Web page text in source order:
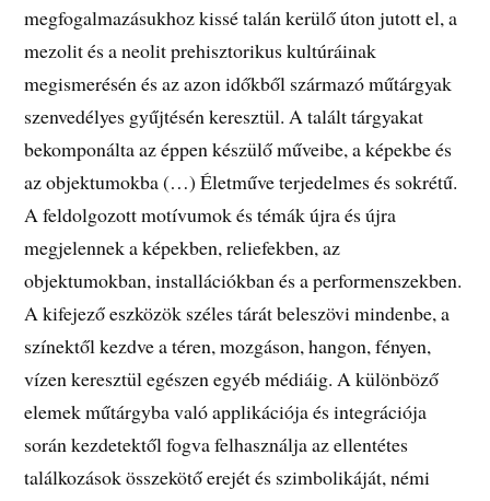
megfogalmazásukhoz kissé talán kerülő úton jutott el, a
mezolit és a neolit prehisztorikus kultúráinak
megismerésén és az azon időkből származó műtárgyak
szenvedélyes gyűjtésén keresztül. A talált tárgyakat
bekomponálta az éppen készülő műveibe, a képekbe és
az objektumokba (…) Életműve terjedelmes és sokrétű.
A feldolgozott motívumok és témák újra és újra
megjelennek a képekben, reliefekben, az
objektumokban, installációkban és a performenszekben.
A kifejező eszközök széles tárát beleszövi mindenbe, a
színektől kezdve a téren, mozgáson, hangon, fényen,
vízen keresztül egészen egyéb médiáig. A különböző
elemek műtárgyba való applikációja és integrációja
során kezdetektől fogva felhasználja az ellentétes
találkozások összekötő erejét és szimbolikáját, némi